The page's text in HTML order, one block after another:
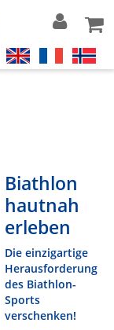
Biathlon
hautnah
erleben
Die einzigartige
Herausforderung
des Biathlon-
Sports
verschenken!